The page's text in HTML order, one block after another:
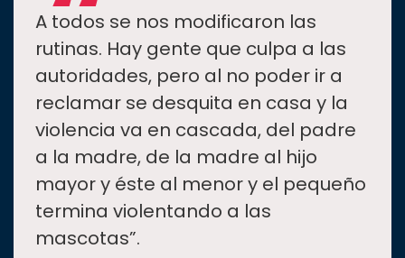
A todos se nos modificaron las
rutinas. Hay gente que culpa a las
autoridades, pero al no poder ir a
reclamar se desquita en casa y la
violencia va en cascada, del padre
a la madre, de la madre al hijo
mayor y éste al menor y el pequeño
termina violentando a las
mascotas”.